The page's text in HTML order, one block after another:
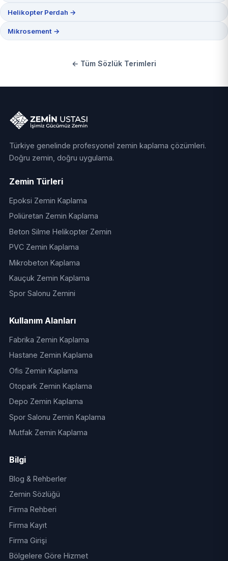
Helikopter Perdah →
Mikrosement →
← Tüm Sözlük Terimleri
Türkiye genelinde profesyonel zemin kaplama çözümleri.
Doğru zemin, doğru uygulama.
Zemin Türleri
Epoksi Zemin Kaplama
Poliüretan Zemin Kaplama
Beton Silme Helikopter Zemin
PVC Zemin Kaplama
Mikrobeton Kaplama
Kauçuk Zemin Kaplama
Spor Salonu Zemini
Kullanım Alanları
Fabrika Zemin Kaplama
Hastane Zemin Kaplama
Ofis Zemin Kaplama
Otopark Zemin Kaplama
Depo Zemin Kaplama
Spor Salonu Zemin Kaplama
Mutfak Zemin Kaplama
Bilgi
Blog & Rehberler
Zemin Sözlüğü
Firma Rehberi
Firma Kayıt
Firma Girişi
Bölgelere Göre Hizmet